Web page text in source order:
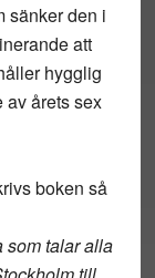
sänker den i
att
hygglig
av årets sex
boken så
som talar alla